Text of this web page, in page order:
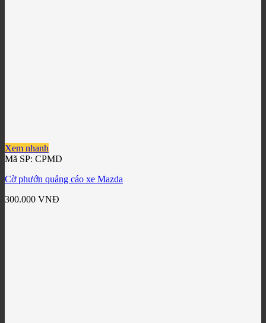
Xem nhanh
Mã SP: CPMD
Cờ phướn quảng cáo xe Mazda
300.000 VNĐ